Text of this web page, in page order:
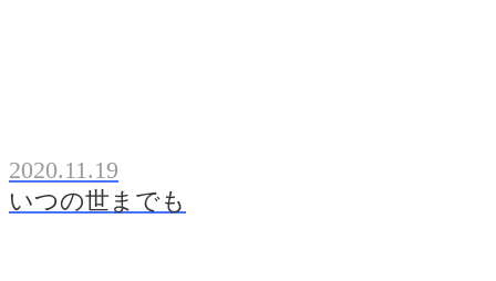
2020.11.19
いつの世までも